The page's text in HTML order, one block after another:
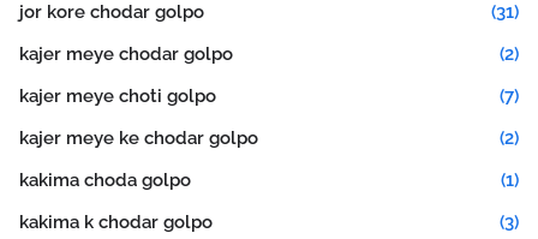
jor kore chodar golpo
(31)
kajer meye chodar golpo
(2)
kajer meye choti golpo
(7)
kajer meye ke chodar golpo
(2)
kakima choda golpo
(1)
kakima k chodar golpo
(3)